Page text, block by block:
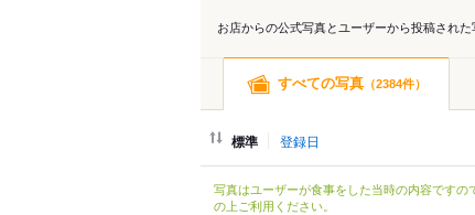
お店からの公式写真とユーザーから投稿された
すべての写真（2384件）
標準 登録日
写真はユーザーが食事をした当時の内容です
の上ご利用ください。